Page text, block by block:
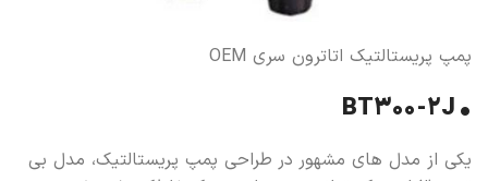
پمپ پریستالتیک اتاترون سری OEM
• BT300-2J
یکی از مدل های مشهور در طراحی پمپ پریستالتیک، مدل بی